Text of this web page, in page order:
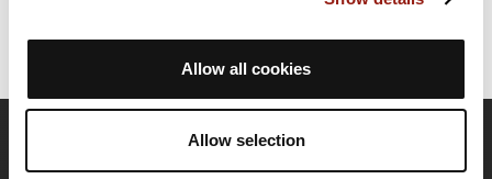
Allow all cookies
Allow selection